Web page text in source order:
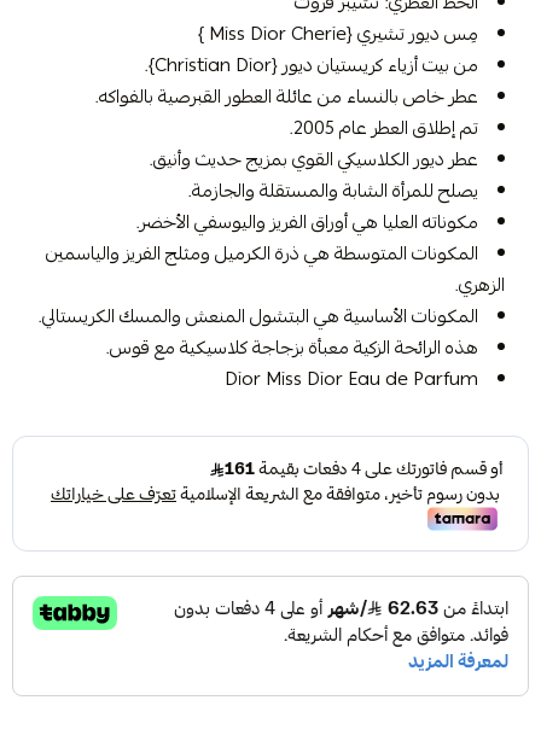
مِس ديور تشيري {Miss Dior Cherie }
من بيت أزياء كريستيان ديور {Christian Dior}.
عطر خاص بالنساء من عائلة العطور القبرصية بالفواكه.
تم إطلاق العطر عام 2005.
عطر ديور الكلاسيكي القوي بمزيج حديث وأنيق.
يصلح للمرأة الشابة والمستقلة والجازمة.
مكوناته العليا هي أوراق الفريز واليوسفي الأخضر.
المكونات المتوسطة هي ذرة الكرميل ومثلج الفريز والياسمين
الزهري.
المكونات الأساسية هي البتشول المنعش والمسك الكريستالي.
هذه الرائحة الزكية معبأة بزجاجة كلاسيكية مع قوس.
Dior Miss Dior Eau de Parfum